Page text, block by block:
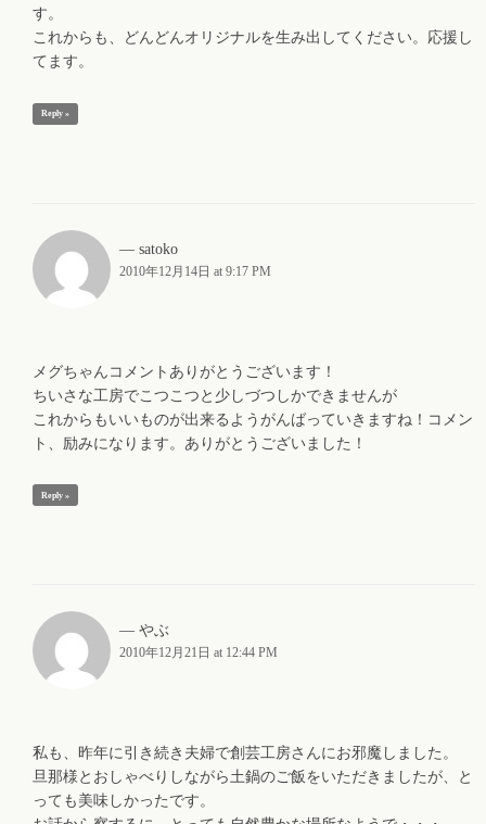
す。
これからも、どんどんオリジナルを生み出してください。応援し
てます。
Reply »
satoko
2010年12月14日 at 9:17 PM
メグちゃんコメントありがとうございます！
ちいさな工房でこつこつと少しづつしかできませんが
これからもいいものが出来るようがんばっていきますね！コメン
ト、励みになります。ありがとうございました！
Reply »
やぶ
2010年12月21日 at 12:44 PM
私も、昨年に引き続き夫婦で創芸工房さんにお邪魔しました。
旦那様とおしゃべりしながら土鍋のご飯をいただきましたが、と
っても美味しかったです。